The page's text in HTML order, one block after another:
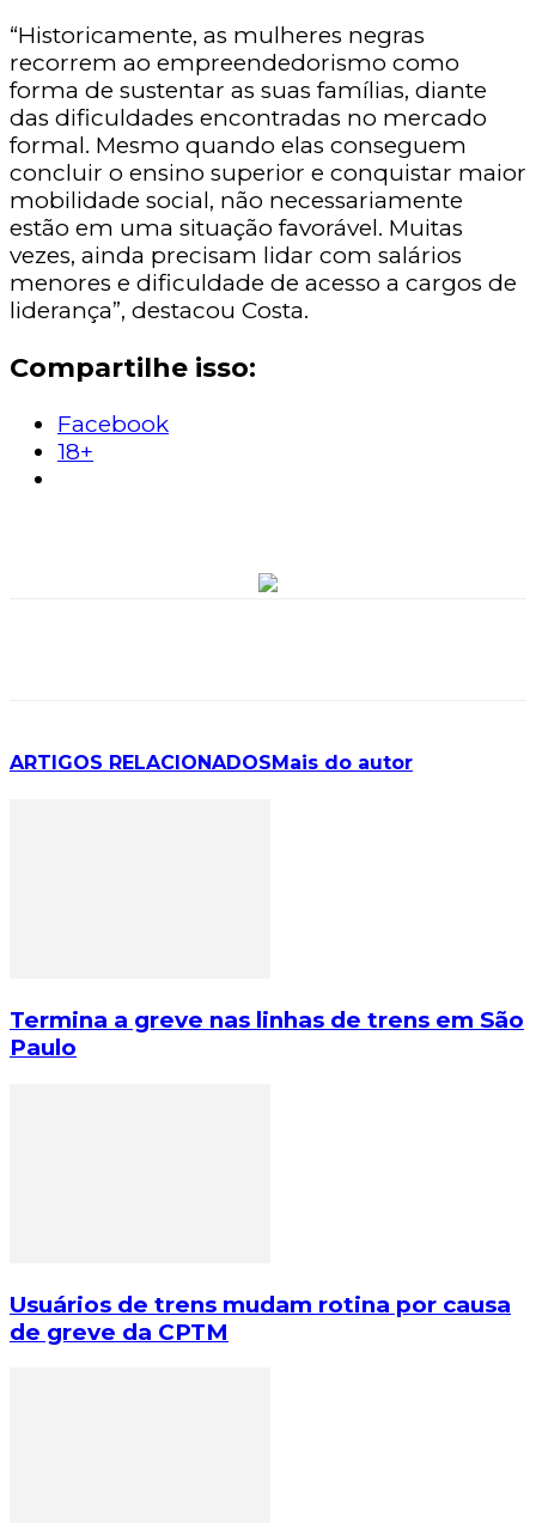
“Historicamente, as mulheres negras
recorrem ao empreendedorismo como
forma de sustentar as suas famílias, diante
das dificuldades encontradas no mercado
formal. Mesmo quando elas conseguem
concluir o ensino superior e conquistar maior
mobilidade social, não necessariamente
estão em uma situação favorável. Muitas
vezes, ainda precisam lidar com salários
menores e dificuldade de acesso a cargos de
liderança”, destacou Costa.
Compartilhe isso:
Facebook
18+
ARTIGOS RELACIONADOS Mais do autor
Termina a greve nas linhas de trens em São
Paulo
Usuários de trens mudam rotina por causa
de greve da CPTM